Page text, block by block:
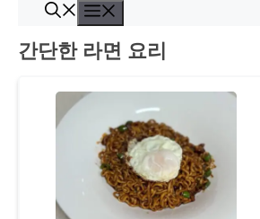
츠
간단한 라면 요리